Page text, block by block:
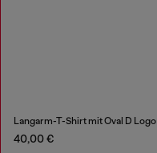
Langarm-T-Shirt mit Oval D Logo
40,00 €